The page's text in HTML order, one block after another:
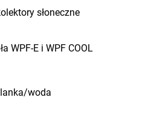
słoneczne
WPF-E i WPF COOL
woda